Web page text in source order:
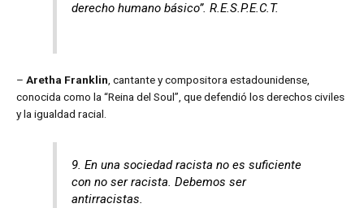
derecho humano básico”. R.E.S.P.E.C.T.
– Aretha Franklin, cantante y compositora estadounidense,
conocida como la “Reina del Soul”, que defendió los derechos civiles
y la igualdad racial.
9. En una sociedad racista no es suficiente
con no ser racista. Debemos ser
antirracistas.